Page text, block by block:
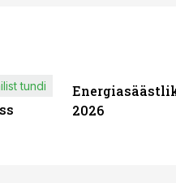
tundi
2026